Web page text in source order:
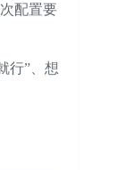
配置要
行”、想